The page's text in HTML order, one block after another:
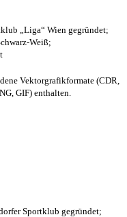
„Liga“ Wien gegründet;
Weiß;
Vektorgrafikformate (CDR,
GIF) enthalten.
Sportklub gegründet;